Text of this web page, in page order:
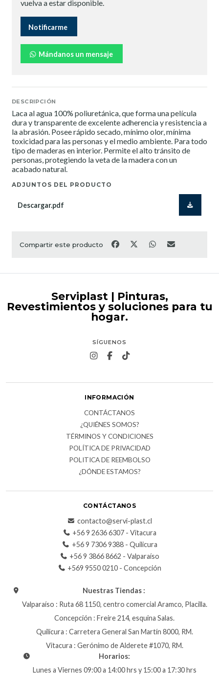
vuelva a estar disponible.
Notificarme
Mándanos un mensaje
DESCRIPCIÓN
Laca al agua 100% poliuretánica, que forma una película
dura y transparente de excelente adherencia y resistencia a
la abrasión. Posee rápido secado, mínimo olor, mínima
toxicidad para las personas y el medio ambiente. Para todo
tipo de maderas en interior. Permite el alto tránsito de
personas, protegiendo la veta de la madera con un
acabado natural.
ADJUNTOS DEL PRODUCTO
Descargar.pdf
Compartir este producto
Serviplast | Pinturas,
Revestimientos y soluciones para tu
hogar.
SÍGUENOS
INFORMACIÓN
CONTÁCTANOS
¿QUIÉNES SOMOS?
TÉRMINOS Y CONDICIONES
POLÍTICA DE PRIVACIDAD
POLITICA DE REEMBOLSO
¿DÓNDE ESTAMOS?
CONTÁCTANOS
contacto@servi-plast.cl
+56 9 2636 6307 - Vitacura
+56 9 7306 9388 - Quilicura
+56 9 3866 8662 - Valparaíso
+569 9550 0210 - Concepción
Nuestras Tiendas :
Valparaíso : Ruta 68 1150, centro comercial Aramco, Placilla.
Concepción : Freire 214, esquina Salas.
Quilicura : Carretera General San Martín 8000, RM.
Vitacura : Gerónimo de Alderete #1070, RM.
Horarios:
Lunes a Viernes 09:00 a 14:00 hrs y 15:00 a 17:30 hrs